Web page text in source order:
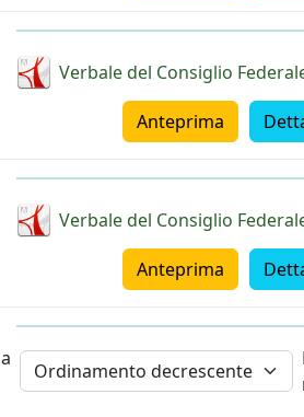
Verbale del Consiglio
Anteprima
Verbale del Consiglio
Anteprima